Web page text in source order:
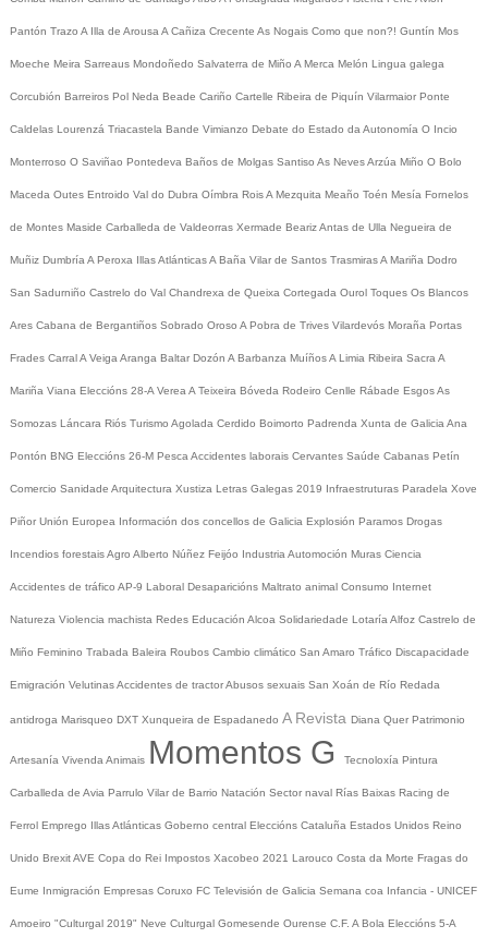
Pantón Trazo A Illa de Arousa A Cañiza Crecente As Nogais Como que non?! Guntín Mos
Moeche Meira Sarreaus Mondoñedo Salvaterra de Miño A Merca Melón Lingua galega
Corcubión Barreiros Pol Neda Beade Cariño Cartelle Ribeira de Piquín Vilarmaior Ponte
Caldelas Lourenzá Triacastela Bande Vimianzo Debate do Estado da Autonomía O Incio
Monterroso O Saviñao Pontedeva Baños de Molgas Santiso As NevesArzúa Miño O Bolo
Maceda Outes Entroido Val do Dubra Oímbra RoisA Mezquita Meaño Toén Mesía Fornelos
de Montes Maside Carballeda de Valdeorras Xermade BearizAntas de Ulla Negueira de
Muñiz Dumbría A Peroxa Illas AtlánticasA Baña Vilar de Santos TrasmirasA Mariña Dodro
San Sadurniño Castrelo do Val Chandrexa de Queixa Cortegada Ourol Toques Os Blancos
Ares Cabana de Bergantiños Sobrado Oroso A Pobra de Trives Vilardevós Moraña Portas
Frades CarralA Veiga Aranga Baltar Dozón A Barbanza MuíñosA Limia Ribeira Sacra A
Mariña Viana Eleccións 28-A Verea A Teixeira Bóveda Rodeiro Cenlle Rábade EsgosAs
Somozas Láncara Riós Turismo Agolada Cerdido Boimorto Padrenda Xunta de Galicia Ana
Pontón BNG Eleccións 26-M Pesca Accidentes laborais Cervantes Saúde Cabanas Petín
Comercio Sanidade Arquitectura Xustiza Letras Galegas 2019 Infraestruturas Paradela Xove
Piñor Unión Europea Información dos concellos de Galicia Explosión Paramos Drogas
Incendios forestaisAgro Alberto Núñez Feijóo Industria Automoción Muras Ciencia
Accidentes de tráfico AP-9 Laboral Desaparicións Maltrato animal Consumo Internet
Natureza Violencia machista Redes Educación Alcoa Solidariedade Lotaría Alfoz Castrelo de
Miño Feminino Trabada Baleira Roubos Cambio climático San Amaro Tráfico Discapacidade
Emigración VelutinasAccidentes de tractorAbusos sexuais San Xoán de Río Redada
antidroga Marisqueo DXT Xunqueira de Espadanedo A Revista Diana Quer Patrimonio
Artesanía Vivenda Animais Momentos G Tecnoloxía Pintura
Carballeda de Avia Parrulo Vilar de Barrio Natación Sector naval Rías Baixas Racing de
Ferrol Emprego Illas Atlánticas Goberno central Eleccións Cataluña Estados Unidos Reino
Unido BrexitAVE Copa do Rei Impostos Xacobeo 2021 Larouco Costa da Morte Fragas do
Eume Inmigración Empresas Coruxo FC Televisión de Galicia Semana coa Infancia - UNICEF
Amoeiro "Culturgal 2019" Neve Culturgal Gomesende Ourense C.F. A Bola Eleccións 5-A